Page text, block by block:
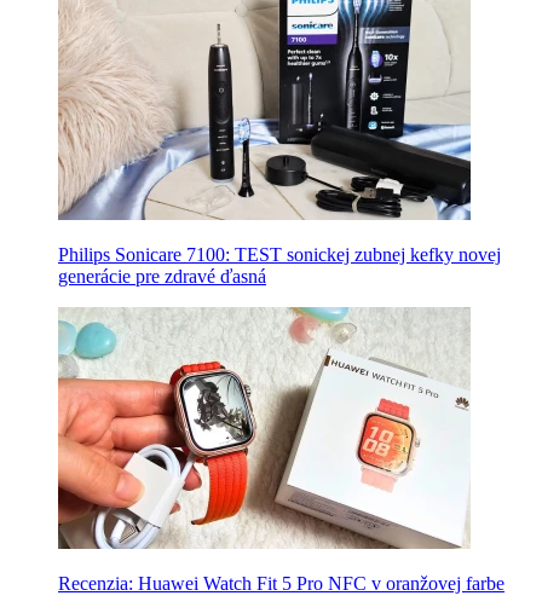
Philips Sonicare 7100: TEST sonickej zubnej kefky novej
generácie pre zdravé ďasná
Recenzia: Huawei Watch Fit 5 Pro NFC v oranžovej farbe